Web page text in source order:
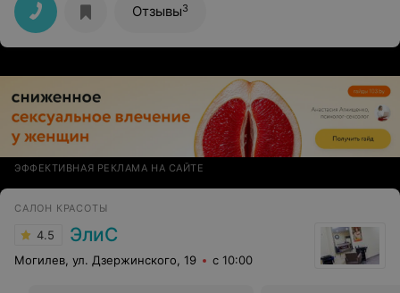
Отзывы3
ЭФФЕКТИВНАЯ РЕКЛАМА НА САЙТЕ
САЛОН КРАСОТЫ
4.5 ЭлиС
Могилев, ул. Дзержинского, 19 с 10:00